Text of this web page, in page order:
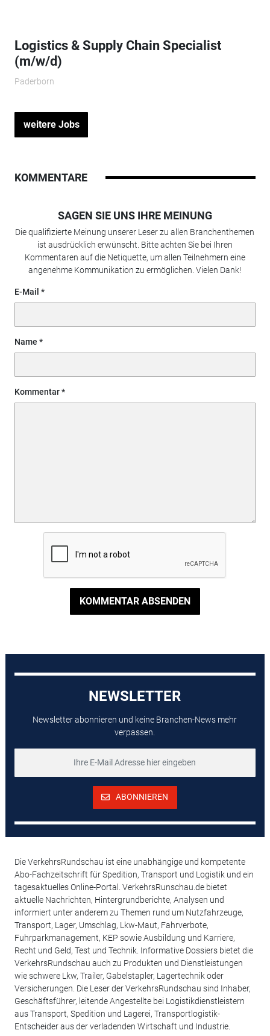
Logistics & Supply Chain Specialist
(m/w/d)
Paderborn
weitere Jobs
KOMMENTARE
SAGEN SIE UNS IHRE MEINUNG
Die qualifizierte Meinung unserer Leser zu allen Branchenthemen
ist ausdrücklich erwünscht. Bitte achten Sie bei Ihren
Kommentaren auf die Netiquette, um allen Teilnehmern eine
angenehme Kommunikation zu ermöglichen. Vielen Dank!
E-Mail
Name
Kommentar
KOMMENTAR ABSENDEN
NEWSLETTER
Newsletter abonnieren und keine Branchen-News mehr
verpassen.
ABONNIEREN
Die VerkehrsRundschau ist eine unabhängige und kompetente
Abo-Fachzeitschrift für Spedition, Transport und Logistik und ein
tagesaktuelles Online-Portal. VerkehrsRunschau.de bietet
aktuelle Nachrichten, Hintergrundberichte, Analysen und
informiert unter anderem zu Themen rund um Nutzfahrzeuge,
Transport, Lager, Umschlag, Lkw-Maut, Fahrverbote,
Fuhrparkmanagement, KEP sowie Ausbildung und Karriere,
Recht und Geld, Test und Technik. Informative Dossiers bietet die
VerkehrsRundschau auch zu Produkten und Dienstleistungen
wie schwere Lkw, Trailer, Gabelstapler, Lagertechnik oder
Versicherungen. Die Leser der VerkehrsRundschau sind Inhaber,
Geschäftsführer, leitende Angestellte bei Logistikdienstleistern
aus Transport, Spedition und Lagerei, Transportlogistik-
Entscheider aus der verladenden Wirtschaft und Industrie.